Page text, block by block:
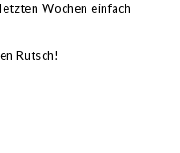
Wochen einfach
Rutsch!